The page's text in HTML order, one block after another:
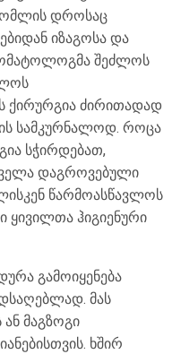
დროსაც
იზაგოსა და
შეძლოს
ქირურგია ძირითადად
სამკურნალოდ. როცა
სჭირდებათ,
დაგროვებული
წარმოასწავლოს
ყივილთა ჰიგიენური
გამოიყენება
მას
მაგზოგი
ხშირ